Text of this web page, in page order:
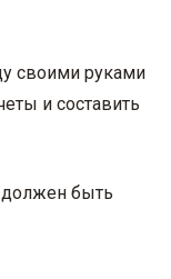
своими руками
и составить
должен быть